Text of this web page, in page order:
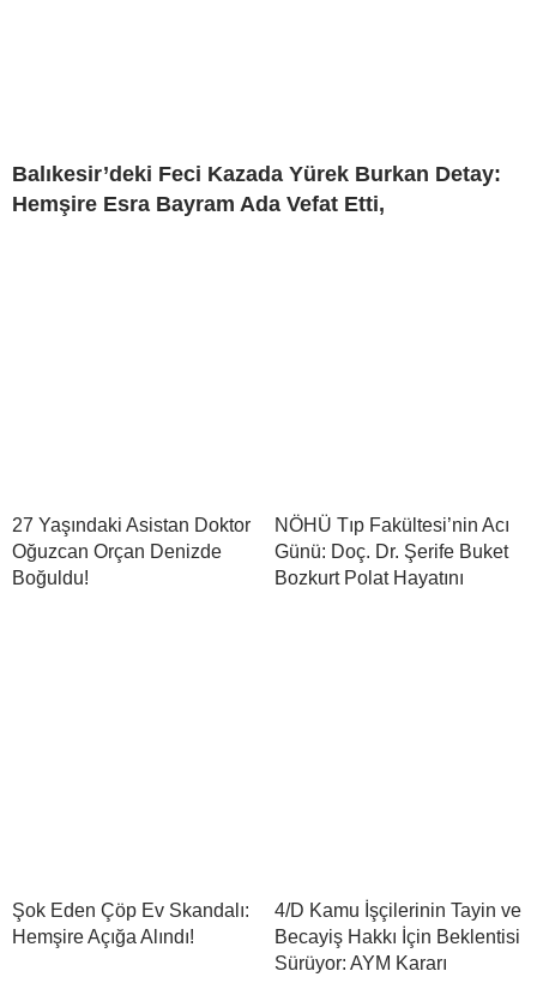
Balıkesir’deki Feci Kazada Yürek Burkan Detay:
Hemşire Esra Bayram Ada Vefat Etti,
27 Yaşındaki Asistan Doktor
Oğuzcan Orçan Denizde
Boğuldu!
NÖHÜ Tıp Fakültesi’nin Acı
Günü: Doç. Dr. Şerife Buket
Bozkurt Polat Hayatını
Şok Eden Çöp Ev Skandalı:
Hemşire Açığa Alındı!
4/D Kamu İşçilerinin Tayin ve
Becayiş Hakkı İçin Beklentisi
Sürüyor: AYM Kararı